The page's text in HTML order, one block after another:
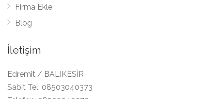
Firma Ekle
Blog
İletişim
Edremit / BALIKESİR
Sabit Tel: 08503040373